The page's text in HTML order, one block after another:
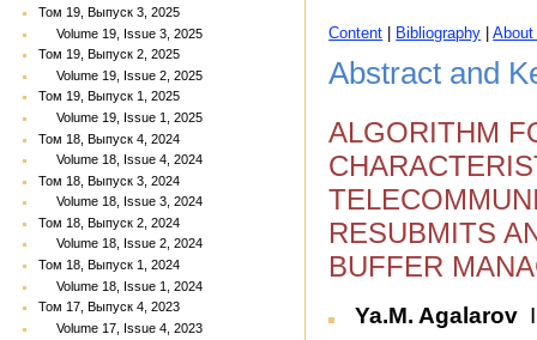
Том 19, Выпуск 3, 2025
Volume 19, Issue 3, 2025
Том 19, Выпуск 2, 2025
Volume 19, Issue 2, 2025
Том 19, Выпуск 1, 2025
Volume 19, Issue 1, 2025
Том 18, Выпуск 4, 2024
Volume 18, Issue 4, 2024
Том 18, Выпуск 3, 2024
Volume 18, Issue 3, 2024
Том 18, Выпуск 2, 2024
Volume 18, Issue 2, 2024
Том 18, Выпуск 1, 2024
Volume 18, Issue 1, 2024
Том 17, Выпуск 4, 2023
Volume 17, Issue 4, 2023
Content | Bibliography |
Abstract and
ALGORITHM
RESUBMITS
BUFFER
Ya.M. Agalarov